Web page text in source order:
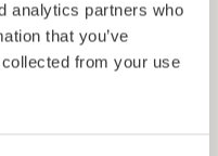
analytics partners who
that you’ve
from your use